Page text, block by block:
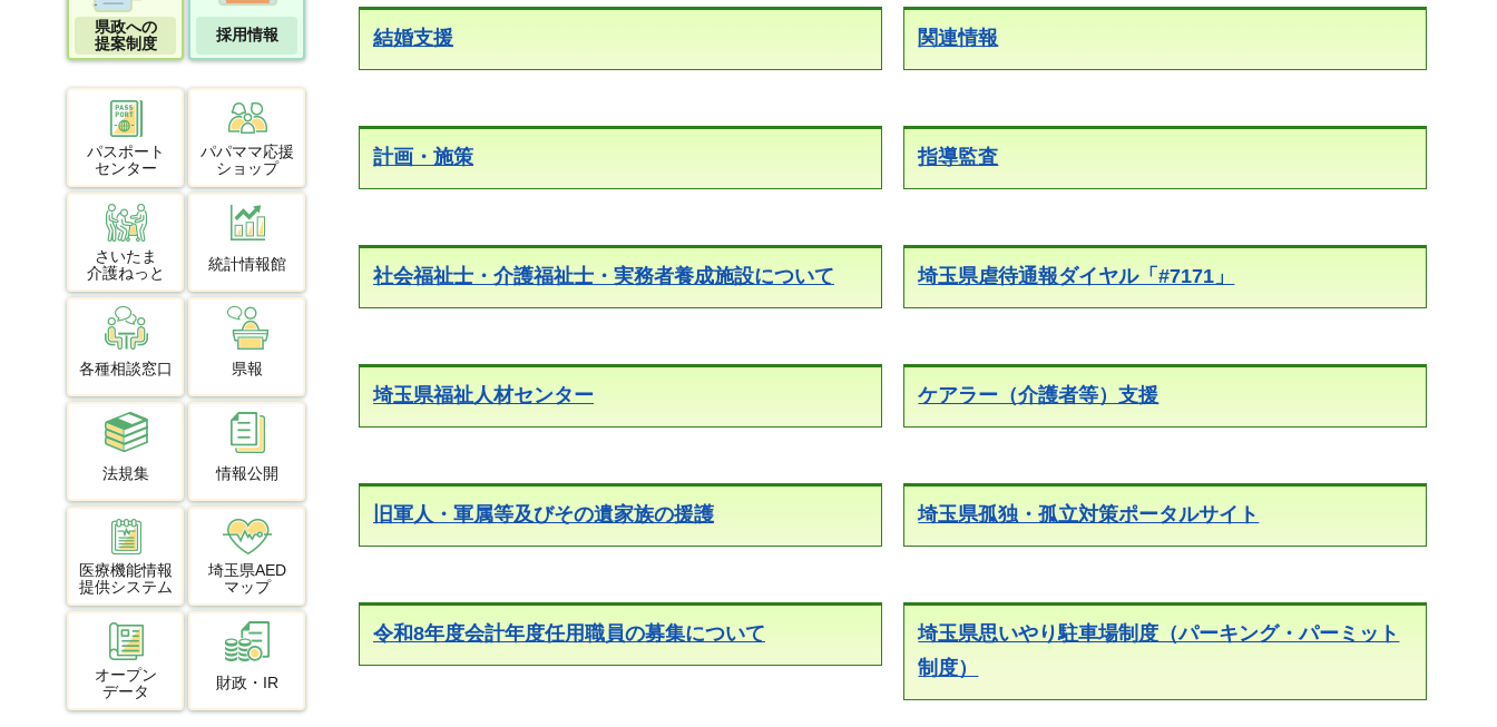
県政への
提案制度
採用情報
パスポート
センター
パパママ応援
ショップ
さいたま
介護ねっと
統計情報館
各種相談窓口 県報
法規集 情報公開
医療機能情報
提供システム
埼玉県AED
マップ
オープン
データ
財政・IR
結婚支援 関連情報
計画・施策 指導監査
社会福祉士・介護福祉士・実務者養成施設について 埼玉県虐待通報ダイヤル「#7171」
埼玉県福祉人材センター ケアラー（介護者等）支援
旧軍人・軍属等及びその遺家族の援護 埼玉県孤独・孤立対策ポータルサイト
令和8年度会計年度任用職員の募集について
埼玉県思いやり駐車場制度（パーキング・パーミット
制度）